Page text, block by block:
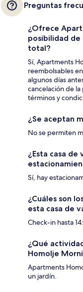
Preguntas
¿Ofrece
posibilidad de
total?
Sí, Apartments
reembolsables
algunos días
cancelación de
términos y
¿Se aceptan
No se permiten
¿Esta casa de
Sí, hay
¿Cuáles son
esta casa de
Check-in hasta
¿Qué
Homolje
Apartments
un jardín.